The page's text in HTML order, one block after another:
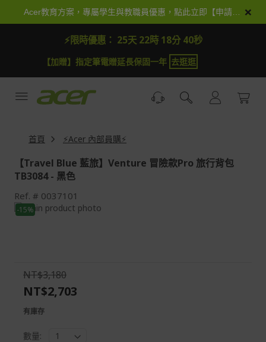
×
⚡限時優惠： 25天 22時 18分 40秒
【加贈】指定筆電贈延長保固一年 去逛逛
首頁 ⚡Acer 內部員購⚡
【Travel Blue 藍旅】Venture 冒險款Pro 旅行背包
TB3084 - 黑色
Ref. 0037101
Skip
to
images
gallery
-15%
Skip
the
images
NT$3,180
NT$2,703
有庫存
數量: